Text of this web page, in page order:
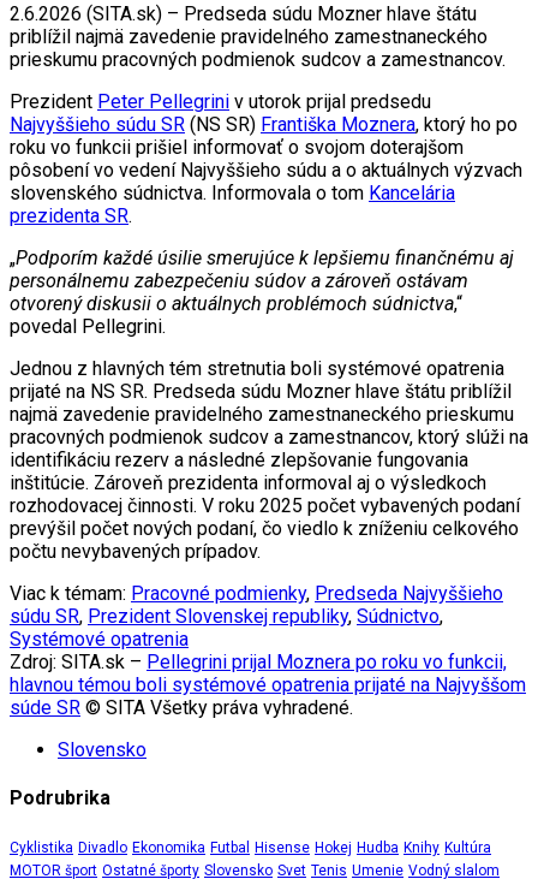
2.6.2026 (SITA.sk) – Predseda súdu Mozner hlave štátu
priblížil najmä zavedenie pravidelného zamestnaneckého
prieskumu pracovných podmienok sudcov a zamestnancov.
Prezident Peter Pellegrini v utorok prijal predsedu
Najvyššieho súdu SR (NS SR) Františka Moznera, ktorý ho po
roku vo funkcii prišiel informovať o svojom doterajšom
pôsobení vo vedení Najvyššieho súdu a o aktuálnych výzvach
slovenského súdnictva. Informovala o tom Kancelária
prezidenta SR.
„Podporím každé úsilie smerujúce k lepšiemu finančnému aj
personálnemu zabezpečeniu súdov a zároveň ostávam
otvorený diskusii o aktuálnych problémoch súdnictva,“
povedal Pellegrini.
Jednou z hlavných tém stretnutia boli systémové opatrenia
prijaté na NS SR. Predseda súdu Mozner hlave štátu priblížil
najmä zavedenie pravidelného zamestnaneckého prieskumu
pracovných podmienok sudcov a zamestnancov, ktorý slúži na
identifikáciu rezerv a následné zlepšovanie fungovania
inštitúcie. Zároveň prezidenta informoval aj o výsledkoch
rozhodovacej činnosti. V roku 2025 počet vybavených podaní
prevýšil počet nových podaní, čo viedlo k zníženiu celkového
počtu nevybavených prípadov.
Viac k témam: Pracovné podmienky, Predseda Najvyššieho
súdu SR, Prezident Slovenskej republiky, Súdnictvo,
Systémové opatrenia
Zdroj: SITA.sk – Pellegrini prijal Moznera po roku vo funkcii,
hlavnou témou boli systémové opatrenia prijaté na Najvyššom
súde SR © SITA Všetky práva vyhradené.
Slovensko
Podrubrika
Cyklistika Divadlo Ekonomika Futbal Hisense Hokej Hudba Knihy Kultúra
MOTOR šport Ostatné športy Slovensko Svet Tenis Umenie Vodný slalom